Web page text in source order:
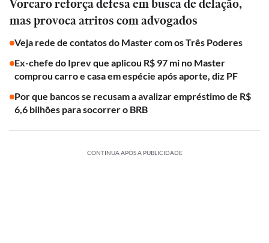
Vorcaro reforça defesa em busca de delação,
mas provoca atritos com advogados
Veja rede de contatos do Master com os Três Poderes
Ex-chefe do Iprev que aplicou R$ 97 mi no Master
comprou carro e casa em espécie após aporte, diz PF
Por que bancos se recusam a avalizar empréstimo de R$
6,6 bilhões para socorrer o BRB
CONTINUA APÓS A PUBLICIDADE